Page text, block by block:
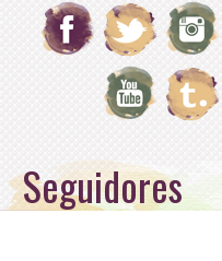
Seguidores